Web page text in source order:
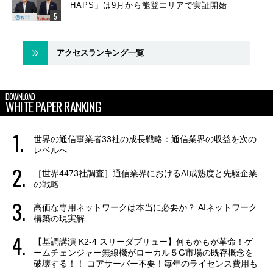
HAPS」は9月から能登エリアで実証開始
アクセスランキング一覧
DOWNLOAD
WHITE PAPER RANKING
世界の通信事業者33社の成長戦略：通信業界の収益を次の
レベルへ
［世界4473社調査］通信業界におけるAI成熟度と先駆企業
の戦略
高価な専用ネットワークは本当に必要か？ AIネットワーク
構築の現実解
【基調講演 K2-4 スリーダブリュー】何もかもが革命！ゲ
ームチェンジャー無線機がローカル５G市場の既存概念を
破壊する！！ コアサーバー不要！毎年のライセンス費用も